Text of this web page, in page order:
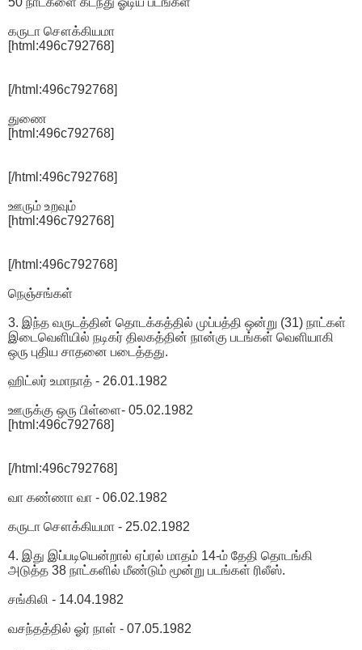
கருடா சௌக்கியமா
[html:496c792768]
[/html:496c792768]
துணை
[html:496c792768]
[/html:496c792768]
ஊரும் உறவும்
[html:496c792768]
[/html:496c792768]
நெஞ்சங்கள்
3. இந்த வருடத்தின் தொடக்கத்தில் முப்பத்தி ஒன்று (31) நாட்கள்
இடைவெளியில் நடிகர் திலகத்தின் நான்கு படங்கள் வெளியாகி
ஒரு புதிய சாதனை படைத்தது.
ஹிட்லர் உமாநாத் - 26.01.1982
ஊருக்கு ஒரு பிள்ளை- 05.02.1982
[html:496c792768]
[/html:496c792768]
வா கண்ணா வா - 06.02.1982
கருடா சௌக்கியமா - 25.02.1982
4. இது இப்படியென்றால் ஏப்ரல் மாதம் 14-ம் தேதி தொடங்கி
அடுத்த 38 நாட்களில் மீண்டும் மூன்று படங்கள் ரிலீஸ்.
சங்கிலி - 14.04.1982
வசந்தத்தில் ஓர் நாள் - 07.05.1982